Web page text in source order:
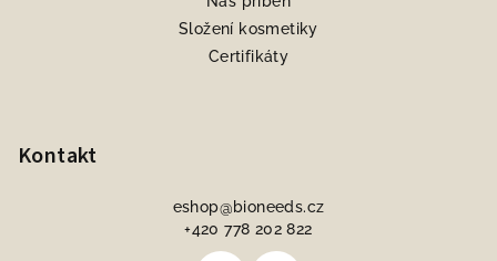
Složení kosmetiky
Certifikáty
Kontakt
eshop@bioneeds.cz
+420 778 202 822